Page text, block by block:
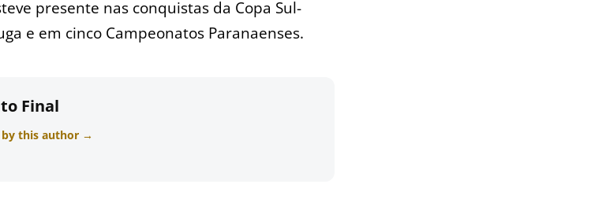
presente nas conquistas da Copa Sul-
e em cinco Campeonatos Paranaenses.
Final
by this author →